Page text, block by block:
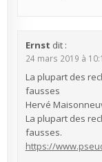
Ernst dit :
24 mars 2019 à
La plupart des
fausses
Hervé
La plupart des
fausses.
https://